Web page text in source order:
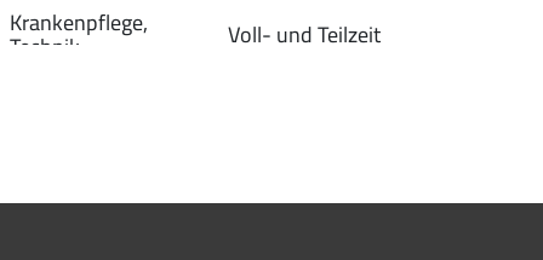
Krankenpflege,
Technik
Voll- und Teilzeit